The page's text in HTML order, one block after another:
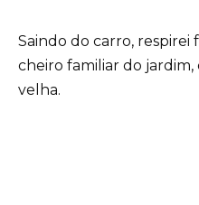
Saindo do carro, respirei
cheiro familiar do
velha.